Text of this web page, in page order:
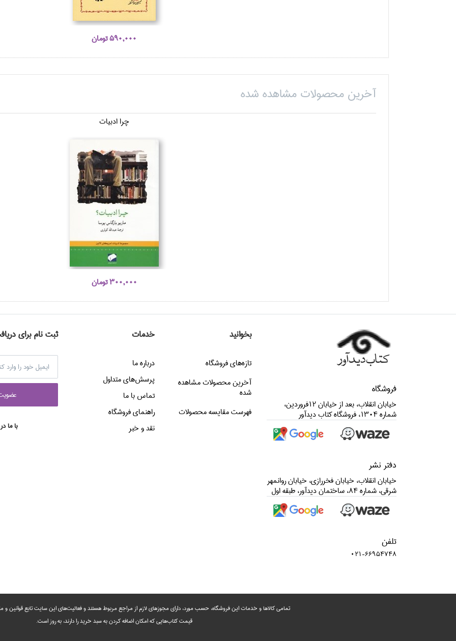
590,000 تومان
آخرین محصولات مشاهده شده
چرا ادبيات
300,000 تومان
فروشگاه
خيابان انقلاب، بعد از خيابان 12فروردين،
شماره 1304، فروشگاه كتاب ديدآور
دفتر نشر
خيابان انقلاب، خيابان فخررازي، خيابان روانمهر
شرقي، شماره 84، ساختمان ديدآور، طبقه اول
تلفن
021-66954748
بخوانید
تازه‌هاي فروشگاه
آخرین محصولات مشاهده
شده
فهرست مقایسه محصولات
خدمات
درباره ما
پرسش‌هاي متداول
تماس با ما
راهنماي فروشگاه
نقد و خبر
ثبت نام برای
با ما
تمامی‌ کالاها و خدمات این فروشگاه، حسب مورد،‌ دارای مجوزهای لازم از مراجع مربوط هستند ‌و‌‌ فعالیت‌های این سایت تابع قوانین
قیمت کتاب‌هایی که امکان اضافه کردن به سبد خرید را دارند،‌ به روز است.